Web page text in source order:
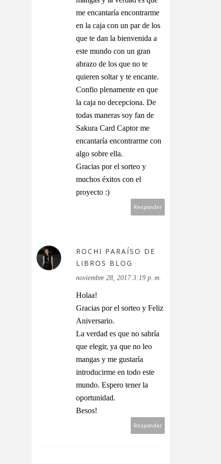
me encantaría encontrarme
en la caja con un par de los
que te dan la bienvenida a
este mundo con un gran
abrazo de los que no te
quieren soltar y te encante.
Confio plenamente en que
la caja no decepciona. De
todas maneras soy fan de
Sakura Card Captor me
encantaría encontrarme con
algo sobre ella.
Gracias por el sorteo y
muchos éxitos con el
proyecto :)
Responder
ROCHI PARAÍSO DE
LIBROS BLOG
noviembre 28, 2017 3:19 p. m.
Holaa!
Gracias por el sorteo y Feliz
Aniversario.
La verdad es que no sabría
que elegir, ya que no leo
mangas y me gustaría
introducirme en todo este
mundo. Espero tener la
oportunidad.
Besos!
Responder